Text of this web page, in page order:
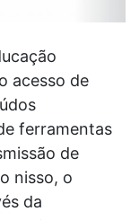
acesso de
ferramentas
de
nisso, o
da